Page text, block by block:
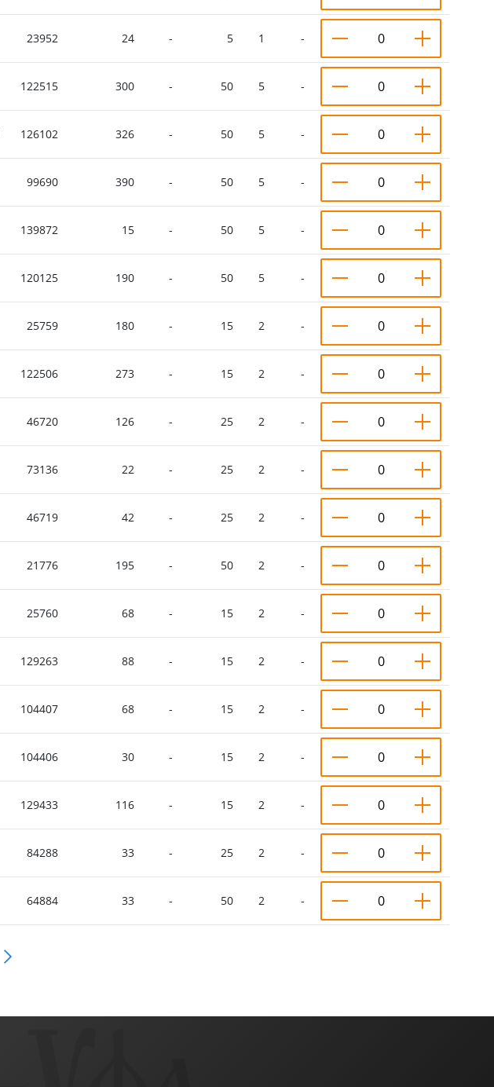
23952 24 - 5 1 -
122515 300 - 50 5 -
126102 326 - 50 5 -
99690 390 - 50 5 -
139872 15 - 50 5 -
120125 190 - 50 5 -
25759 180 - 15 2 -
122506 273 - 15 2 -
46720 126 - 25 2 -
73136 22 - 25 2 -
46719 42 - 25 2 -
21776 195 - 50 2 -
25760 68 - 15 2 -
129263 88 - 15 2 -
104407 68 - 15 2 -
104406 30 - 15 2 -
129433 116 - 15 2 -
84288 33 - 25 2 -
64884 33 - 50 2 -